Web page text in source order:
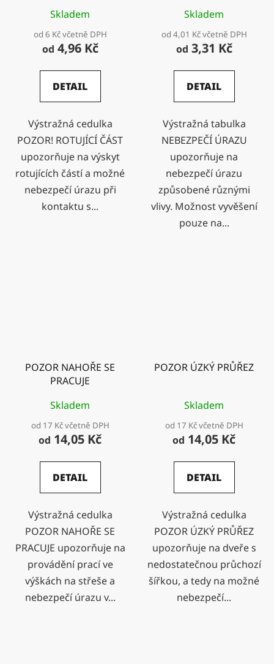
Skladem
od 6 Kč včetně DPH
od 4,96 Kč
DETAIL
Výstražná cedulka
POZOR! ROTUJÍCÍ ČÁST
upozorňuje na výskyt
rotujících částí a možné
nebezpečí úrazu při
kontaktu s...
Skladem
od 4,01 Kč včetně DPH
od 3,31 Kč
DETAIL
Výstražná tabulka
NEBEZPEČÍ ÚRAZU
upozorňuje na
nebezpečí úrazu
způsobené různými
vlivy. Možnost vyvěšení
pouze na...
POZOR NAHOŘE SE
PRACUJE
Skladem
od 17 Kč včetně DPH
od 14,05 Kč
DETAIL
Výstražná cedulka
POZOR NAHOŘE SE
PRACUJE upozorňuje na
provádění prací ve
výškách na střeše a
nebezpečí úrazu v...
POZOR ÚZKÝ PRŮŘEZ
Skladem
od 17 Kč včetně DPH
od 14,05 Kč
DETAIL
Výstražná cedulka
POZOR ÚZKÝ PRŮŘEZ
upozorňuje na dveře s
nedostatečnou průchozí
šířkou, a tedy na možné
nebezpečí...